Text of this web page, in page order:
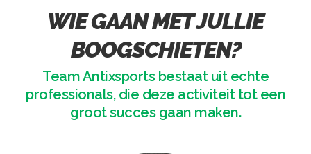
WIE GAAN MET JULLIE
BOOGSCHIETEN?
Team Antixsports bestaat uit echte
professionals, die deze activiteit tot een
groot succes gaan maken.